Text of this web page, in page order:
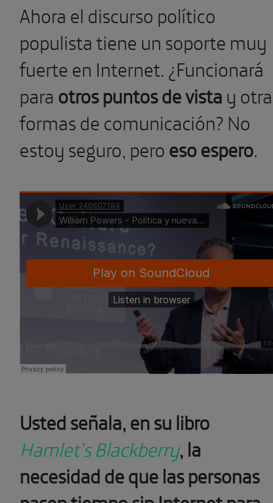
Ahora el discurso político
populista tiene un soporte muy
fuerte en Internet. ¿Funcionará
paraotros puntos de vistay
formas de comunicación? No
estoy seguro, peroeso espero.
Usted señala, en su libro
Hamlet’s Blackberry, la
necesidad de que las personas